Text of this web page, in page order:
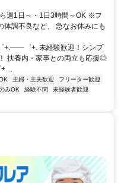
週1日～・1日3時間～OK ※フ
調不良など、 急なお休みにも
゜+. 未経験歓迎！シンプ
扶養内・家事との両立も応援◎
主婦・主夫歓迎
フリーター歓迎
みOK 経験不問
未経験者歓迎